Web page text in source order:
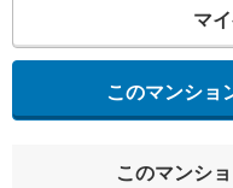
マ
このマンショ
このマンシ